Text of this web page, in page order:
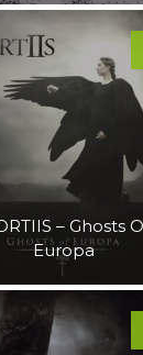
– Ghosts
Europa